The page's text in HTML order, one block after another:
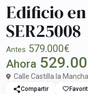
Edificio
SER25008
Antes 579.000€
Ahora
Calle Castilla la
Compartir